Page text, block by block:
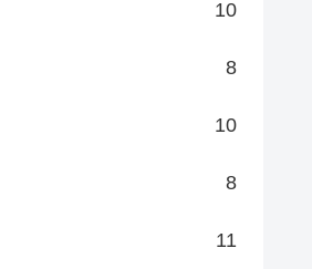
10
8
10
8
11